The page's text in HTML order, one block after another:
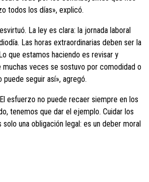
todos los días», explicó.
La ley es clara: la jornada laboral
Las horas extraordinarias deben ser la
que estamos haciendo es revisar y
veces se sostuvo por comodidad o
seguir así», agregó.
esfuerzo no puede recaer siempre en los
tenemos que dar el ejemplo. Cuidar los
una obligación legal: es un deber moral